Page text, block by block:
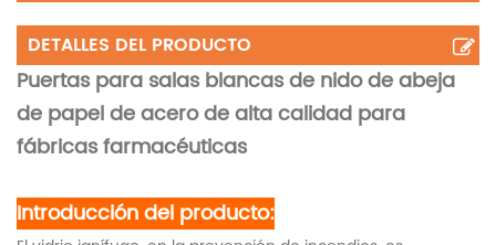
DETALLES DEL PRODUCTO
Puertas para salas blancas de nido de abeja
de papel de acero de alta calidad para
fábricas farmacéuticas
Introducción del producto: